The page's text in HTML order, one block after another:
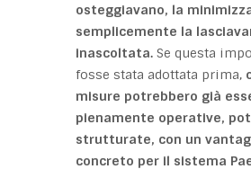
osteggiavano, la
semplicemente la
inascoltata. Se questa
fosse stata adottata prima,
misure potrebbero già
pienamente operative,
strutturate, con un
concreto per il sistema